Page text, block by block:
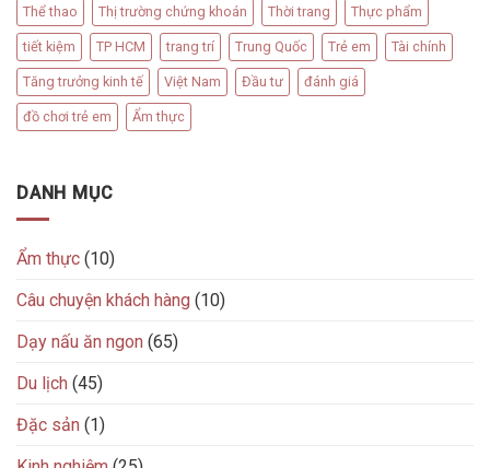
Thể thao Thị trường chứng khoán Thời trang Thực phẩm
tiết kiệm TP HCM trang trí Trung Quốc Trẻ em Tài chính
Tăng trưởng kinh tế Việt Nam Đầu tư đánh giá
đồ chơi trẻ em Ẩm thực
DANH MỤC
Ẩm thực (10)
Câu chuyện khách hàng (10)
Dạy nấu ăn ngon (65)
Du lịch (45)
Đặc sản (1)